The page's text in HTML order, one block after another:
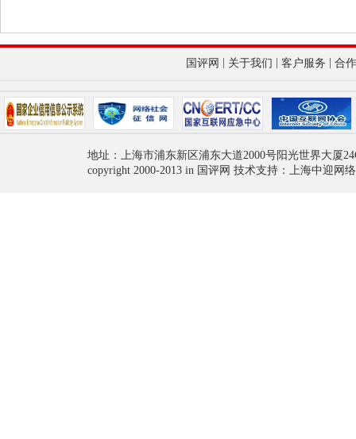
国评网 关于我们 客户服务 合
地址：上海市浦东新区浦东大道2000号阳光世界大厦
copyright 2000-2013 in 国评网 技术支持：上海中迎